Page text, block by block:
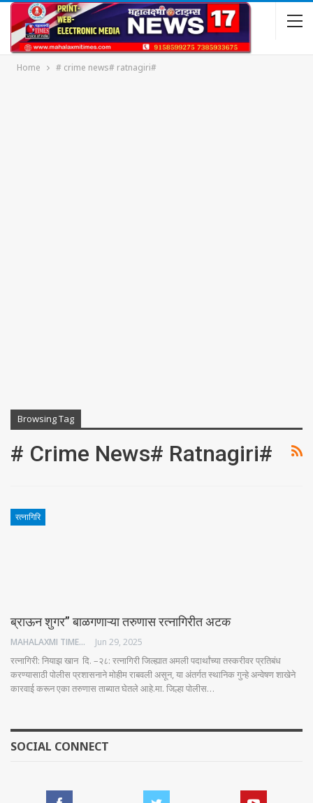
Home # crime news# ratnagiri#
Browsing Tag
# Crime News# Ratnagiri#
रत्नागिरि
ब्राऊन शुगर” बाळगणाऱ्या तरुणास रत्नागिरीत अटक
MAHALAXMI TIMES Jun 29, 2025
रत्नागिरी: नियाझ खान दि. –२८: रत्नागिरी जिल्ह्यात अमली पदार्थांच्या तस्करीवर प्रतिबंध
करण्यासाठी पोलीस प्रशासनाने मोहीम राबवली असून, या अंतर्गत स्थानिक गुन्हे अन्वेषण शाखेने
कारवाई करून एका तरुणास ताब्यात घेतले आहे.मा. जिल्हा पोलीस…
SOCIAL CONNECT